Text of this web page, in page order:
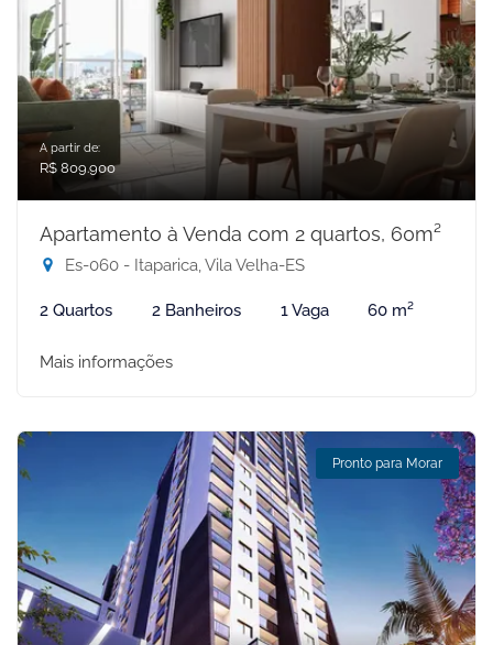
A partir de:
R$ 809.900
Apartamento à Venda com 2 quartos, 60m²
Es-060 - Itaparica, Vila Velha-ES
2 Quartos 2 Banheiros 1 Vaga 60 m²
Mais informações
Pronto para Morar